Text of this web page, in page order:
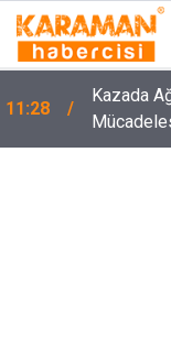
11:28
Kazada